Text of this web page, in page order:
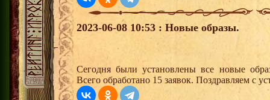
2023-06-08 10:53 : Новые образы.
Сегодня были установлены все новые
Всего обработано 15 заявок. Поздравляем с